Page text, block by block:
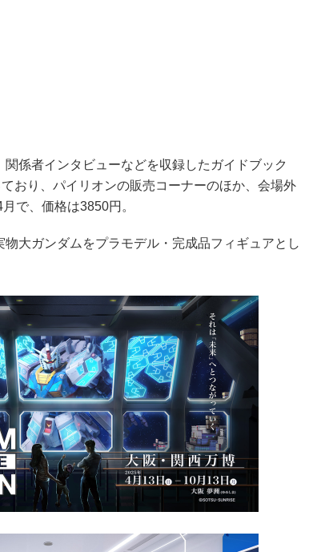
係者インタビューなどを収録したガイドブック
おり、パイリオンの販売コーナーのほか、会場外
で、価格は3850円。
大ガンダムをプラモデル・完成品フィギュアとし